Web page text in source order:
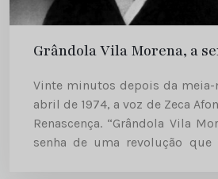
Grândola Vila Morena, a
Vinte minutos depois da
abril de 1974, a voz de Zeca
Renascença. “Grândola Vila
senha de uma revolução